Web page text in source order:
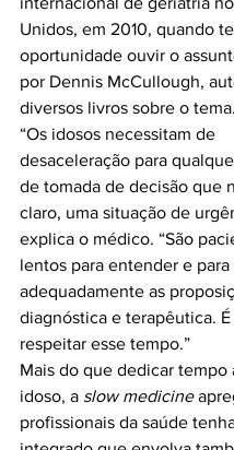
Unidos, em 2010, quando
oportunidade ouvir o
por Dennis McCullough,
diversos livros sobre o tema.
“Os idosos necessitam de
desaceleração para
de tomada de decisão que
claro, uma situação de
explica o médico. “São
lentos para entender e para
adequadamente as
diagnóstica e terapêutica.
respeitar esse tempo.”
Mais do que dedicar tempo
idoso, a slow medicine
profissionais da saúde